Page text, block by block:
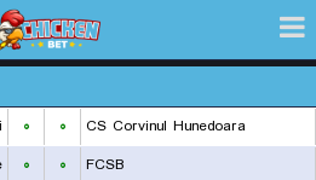
۰ ۰
CS Corvinul Hunedoara
۰ ۰
FCSB